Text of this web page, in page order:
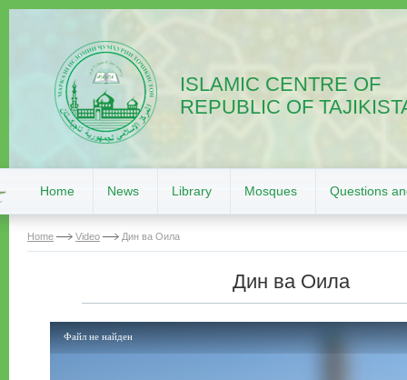
ISLAMIC CENTRE OF
REPUBLIC OF
Home News Library Mosques Questions
Home Video Дин ва Оила
Дин ва Оила